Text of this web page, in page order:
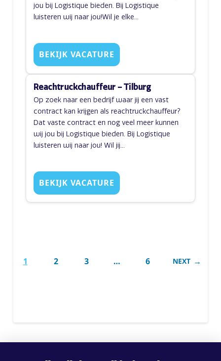
jou bij Logistique bieden. Bij Logistique
luisteren wij naar jou!Wil je elke...
BEKIJK VACATURE
Reachtruckchauffeur – Tilburg
Op zoek naar een bedrijf waar jij een vast
contract kan krijgen als reachtruckchauffeur?
Dat vaste contract en nog veel meer kunnen
wij jou bij Logistique bieden. Bij Logistique
luisteren wij naar jou! Wil jij...
BEKIJK VACATURE
1 2 3 … 6 NEXT